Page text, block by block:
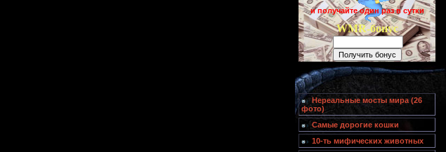
и получайте один раз в сутки
WMR-бонус
Нереальные мосты мира (26
фото)
Самые дорогие кошки
10-ть мифических животных